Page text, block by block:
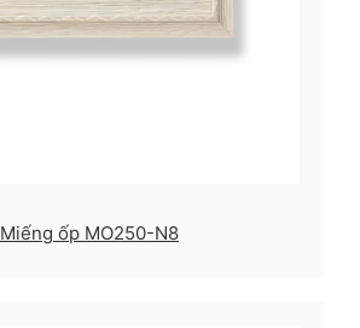
Miếng ốp MO250-N8